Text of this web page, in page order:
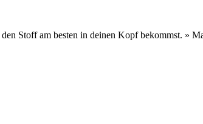
Stoff am besten in deinen Kopf bekommst. »